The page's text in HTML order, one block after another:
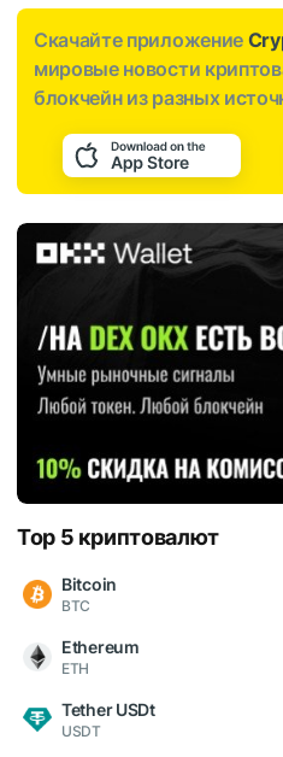
Скачайте приложение
мировые новости
блокчейн из разных
Top 5 криптовалют
Bitcoin
BTC
Ethereum
ETH
Tether USDt
USDT